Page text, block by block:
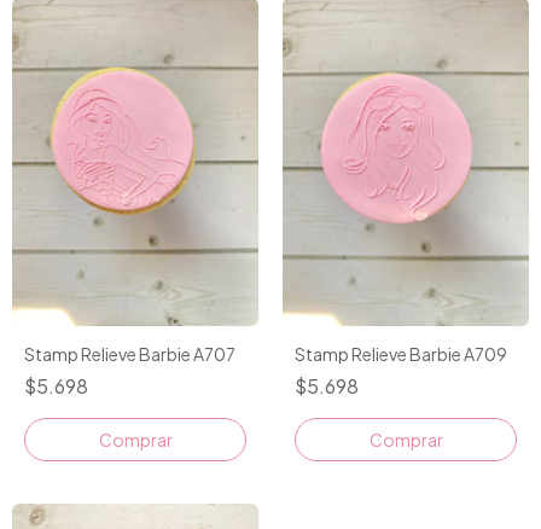
Stamp Relieve Barbie A707
$5.698
Stamp Relieve Barbie A709
$5.698